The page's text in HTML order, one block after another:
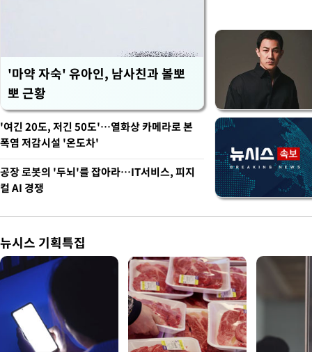
'마약 자숙' 유아인, 남사친과 볼뽀
뽀 근황
'여긴 20도, 저긴 50도'…열화상 카메라로 본
폭염 저감시설 '온도차'
공장 로봇의 '두뇌'를 잡아라…IT서비스, 피지
컬 AI 경쟁
뉴시스 기획특집